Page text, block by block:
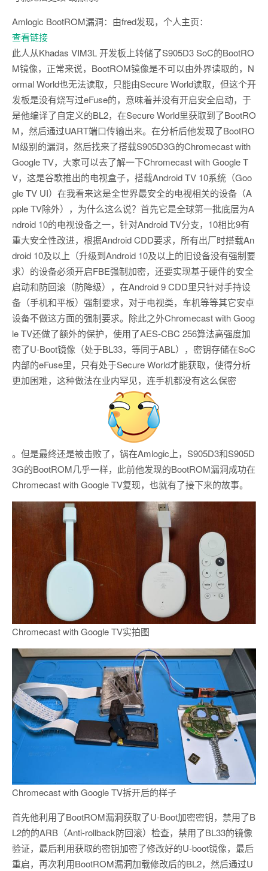
Amlogic BootROM漏洞：由fred发现，个人主页：
查看链接
此人从Khadas VIM3L 开发板上转储了S905D3 SoC的BootRO
M镜像，正常来说，BootROM镜像是不可以由外界读取的，N
ormal World也无法读取，只能由Secure World读取，但这个开
发板是没有烧写过eFuse的，意味着并没有开启安全启动，于
是他编译了自定义的BL2，在Secure World里获取到了BootRO
M，然后通过UART端口传输出来。在分析后他发现了BootRO
M级别的漏洞，然后找来了搭载S905D3G的Chromecast with
Google TV，大家可以去了解一下Chromecast with Google T
V，这是谷歌推出的电视盒子，搭载Android TV 10系统（Goo
gle TV UI）在我看来这是全世界最安全的电视相关的设备（A
pple TV除外），为什么这么说？首先它是全球第一批底层为A
ndroid 10的电视设备之一，针对Android TV分支，10相比9有
重大安全性改进，根据Android CDD要求，所有出厂时搭载An
droid 10及以上（升级到Android 10及以上的旧设备没有强制要
求）的设备必须开启FBE强制加密，还要实现基于硬件的安全
启动和防回滚（防降级），在Android 9 CDD里只针对手持设
备（手机和平板）强制要求，对于电视类，车机等等其它安卓
设备不做这方面的强制要求。除此之外Chromecast with Goog
le TV还做了额外的保护，使用了AES-CBC 256算法高强度加
密了U-Boot镜像（处于BL33，等同于ABL），密钥存储在SoC
内部的eFuse里，只有处于Secure World才能获取，使得分析
更加困难，这种做法在业内罕见，连手机都没有这么保密
。但是最终还是被击败了，锅在Amlogic上，S905D3和S905D
3G的BootROM几乎一样，此前他发现的BootROM漏洞成功在
Chromecast with Google TV复现，也就有了接下来的故事。
Chromecast with Google TV实拍图
Chromecast with Google TV拆开后的样子
首先他利用了BootROM漏洞获取了U-Boot加密密钥，禁用了B
L2的的ARB（Anti-rollback防回滚）检查，禁用了BL33的镜像
验证，最后利用获取的密钥加密了修改好的U-boot镜像，最后
重启，再次利用BootROM漏洞加载修改后的BL2，然后通过U